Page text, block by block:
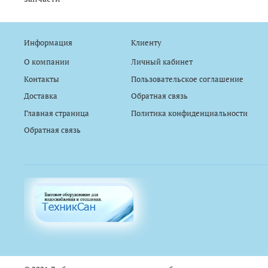
Информация
О компании
Контакты
Доставка
Главная страница
Обратная связь
Клиенту
Личный кабинет
Пользовательское соглашение
Обратная связь
Политика конфиденциальности